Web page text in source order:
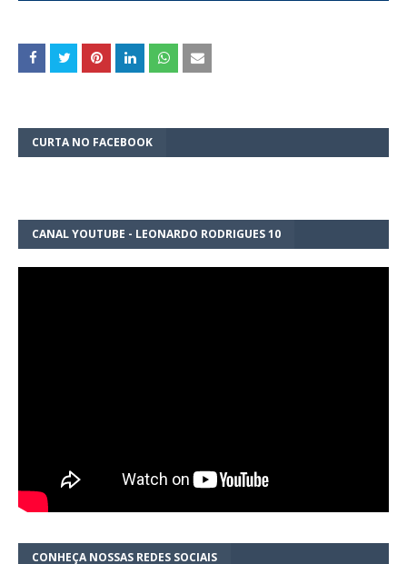
CURTA NO FACEBOOK
CANAL YOUTUBE - LEONARDO RODRIGUES 10
CONHEÇA NOSSAS REDES SOCIAIS